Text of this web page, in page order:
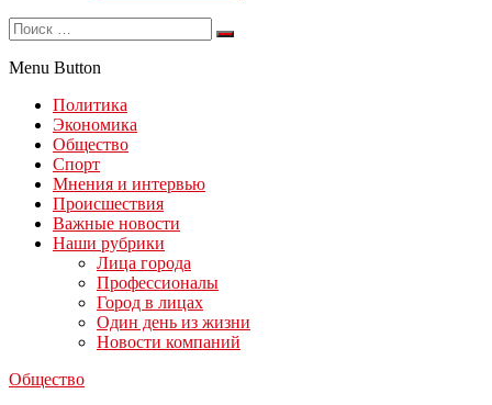
Menu Button
Политика
Экономика
Общество
Спорт
Мнения и интервью
Происшествия
Важные новости
Наши рубрики
Лица города
Профессионалы
Город в лицах
Один день из жизни
Новости компаний
Общество